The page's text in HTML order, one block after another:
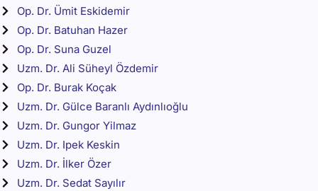
Op. Dr. Ümit Eskidemir
Op. Dr. Batuhan Hazer
Op. Dr. Suna Guzel
Uzm. Dr. Ali Süheyl Özdemir
Op. Dr. Burak Koçak
Uzm. Dr. Gülce Baranlı Aydınlıoğlu
Uzm. Dr. Gungor Yilmaz
Uzm. Dr. Ipek Keskin
Uzm. Dr. İlker Özer
Uzm. Dr. Sedat Sayılır